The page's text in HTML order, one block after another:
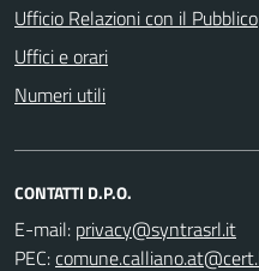
Ufficio Relazioni con il Pubblico
Uffici e orari
Numeri utili
CONTATTI D.P.O.
E-mail:
PEC: